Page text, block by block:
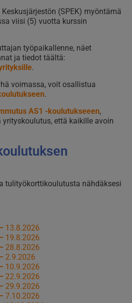
(SPEK) myöntämä
viisi (5) vuotta kurssin
työpaikallenne, näet
ja tiedot täältä:
.
voimassa, voit osallistua
.
AS1 -koulutukseeen,
että kaikille avoin
tulityökorttikoulutusta nähdäksesi
13.8.2026
19.8.2026
28.8.2026
2.9.2026
10.9.2026
22.9.2026
29.9.2026
7.10.2026